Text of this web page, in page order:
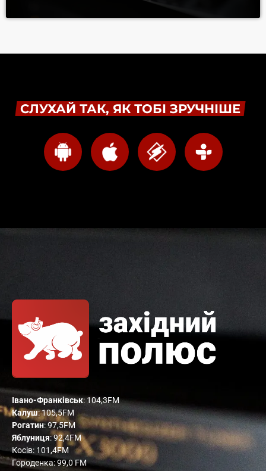
СЛУХАЙ ТАК, ЯК ТОБІ ЗРУЧНІШЕ
Івано-Франківськ: 104,3FM
Калуш: 105,5FM
Рогатин: 97,5FM
Яблуниця: 92,4FM
Косів: 101,4FM
Городенка: 99,0 FM